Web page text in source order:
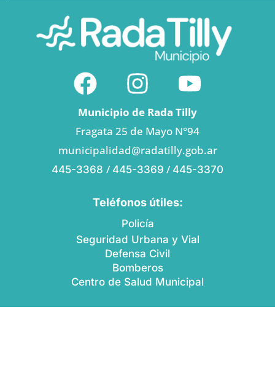
Municipio de Rada Tilly
Fragata 25 de Mayo N°94
municipalidad@radatilly.gob.ar
445-3368 / 445-3369 / 445-3370
Teléfonos útiles:
Policía
Seguridad Urbana y Vial
Defensa Civil
Bomberos
Centro de Salud Municipal